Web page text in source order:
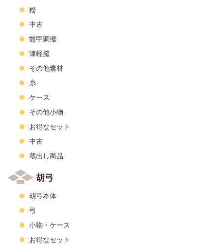
撥
中古
鼈甲調撥
津軽撥
その他素材
糸
ケース
その他小物
お得なセット
中古
蔵出し商品
胡弓
胡弓本体
弓
小物・ケース
お得なセット